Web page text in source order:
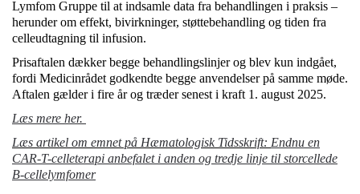
Lymfom Gruppe til at indsamle data fra behandlingen i praksis –
herunder om effekt, bivirkninger, støttebehandling og tiden fra
celleudtagning til infusion.
Prisaftalen dækker begge behandlingslinjer og blev kun indgået,
fordi Medicinrådet godkendte begge anvendelser på samme møde.
Aftalen gælder i fire år og træder senest i kraft 1. august 2025.
Læs mere her.
Læs artikel om emnet på Hæmatologisk Tidsskrift: Endnu en
CAR-T-celleterapi anbefalet i anden og tredje linje til storcellede
B-cellelymfomer